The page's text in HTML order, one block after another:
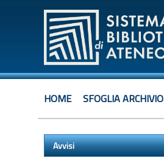
HOME SFOGLIA ARCHIVIO
Avvisi